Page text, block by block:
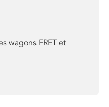
wagons FRET et